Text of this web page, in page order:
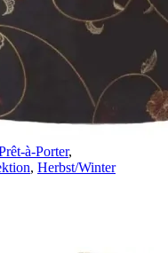
à-Porter,
, Herbst/Winter